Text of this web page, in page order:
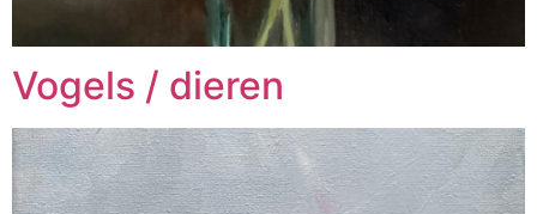
Vogels / dieren